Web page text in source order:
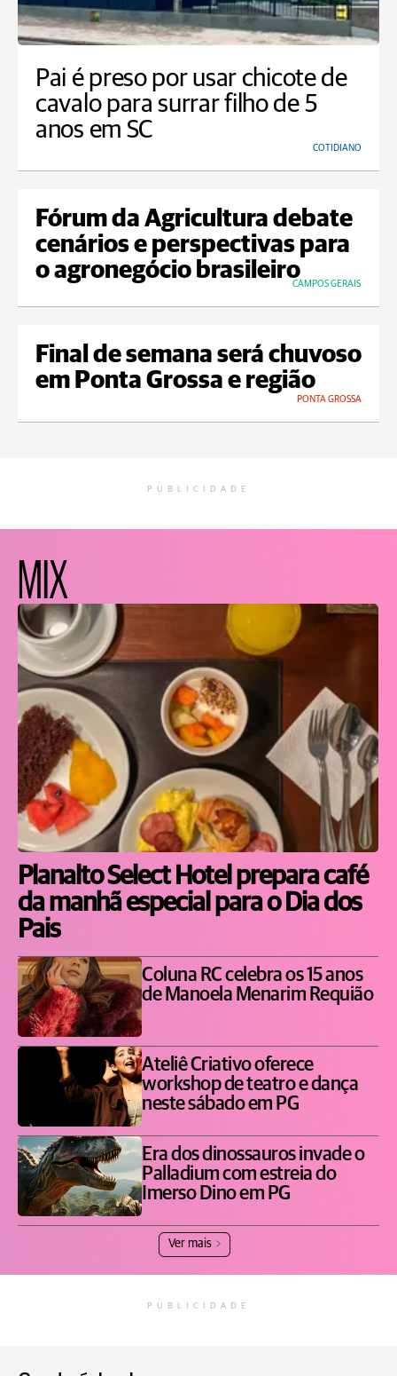
Pai é preso por usar chicote de
cavalo para surrar filho de 5
anos em SC
COTIDIANO
Fórum da Agricultura debate
cenários e perspectivas para
o agronegócio brasileiro
CAMPOS GERAIS
Final de semana será chuvoso
em Ponta Grossa e região
PONTA GROSSA
PUBLICIDADE
MIX
Planalto Select Hotel prepara café
da manhã especial para o Dia dos
Pais
Coluna RC celebra os 15 anos
de Manoela Menarim Requião
Ateliê Criativo oferece
workshop de teatro e dança
neste sábado em PG
Era dos dinossauros invade o
Palladium com estreia do
Imerso Dino em PG
Ver mais
PUBLICIDADE